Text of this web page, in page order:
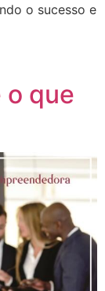
o sucesso e
o que